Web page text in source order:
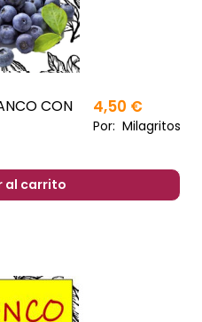
CON
4,50 €
Por: Milagritos
al carrito